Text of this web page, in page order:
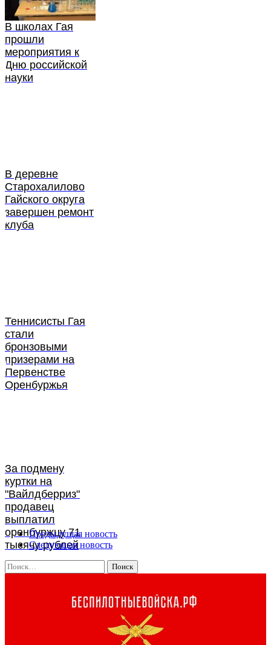
В школах Гая
прошли
мероприятия к
Дню российской
науки
В деревне
Старохалилово
Гайского округа
завершен ремонт
клуба
Теннисисты Гая
стали
бронзовыми
призерами на
Первенстве
Оренбуржья
За подмену
куртки на
"Вайлдберриз"
продавец
выплатил
оренбуржцу 71
тысячу рублей
Предыдущая новость
Следующая новость
Найти: